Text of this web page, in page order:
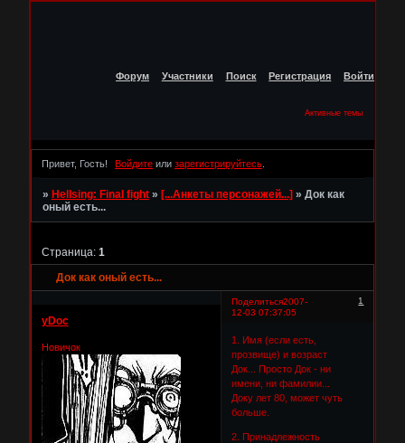
Форум Участники Поиск Регистрация Войти
Активные темы
Привет, Гость! Войдите илизарегистрируйтесь
» Hellsing: Final fight » [...Анкеты персонажей...] » Док как
оный есть...
Док как оный есть...
Страница: 1
Поделиться 1
2007-
12-03 07:37:05
yDoc
Новичок
1. Имя (если есть,
прозвище) и возраст
Док... Просто Док - ни
имени, ни фамилии...
Доку лет 80, может чуть
больше.
2. Принадлежность